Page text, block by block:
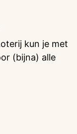
kun je met
(bijna) alle